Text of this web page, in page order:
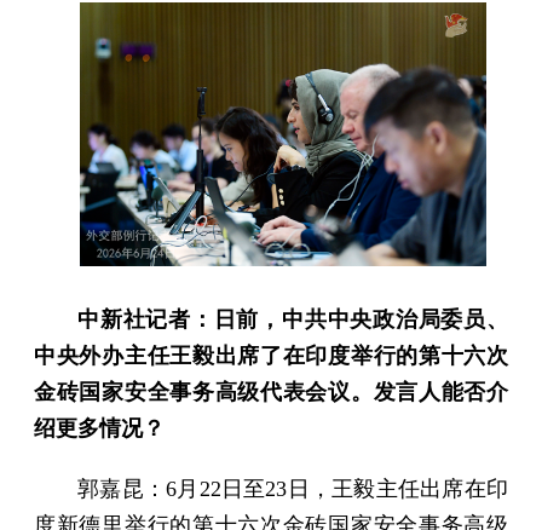
中新社记者：日前，中共中央政治局委员、
中央外办主任王毅出席了在印度举行的第十六次
金砖国家安全事务高级代表会议。发言人能否介
绍更多情况？
郭嘉昆：6月22日至23日，王毅主任出席在印